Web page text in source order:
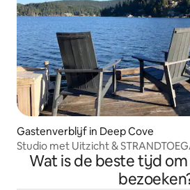
Gastenverblijf in Deep Cove
Studio met Uitzicht &
Wat is de beste tijd